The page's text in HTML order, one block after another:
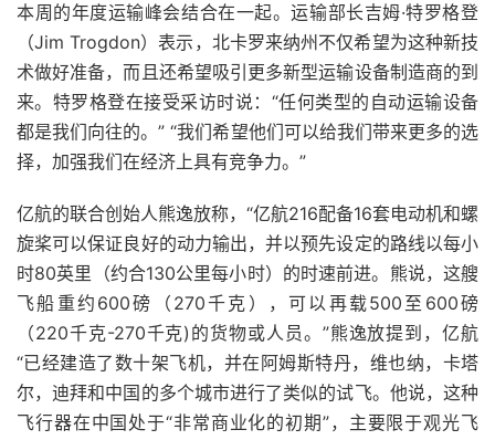
本周的年度运输峰会结合在一起。运输部长吉姆·特罗格登
（Jim Trogdon）表示，北卡罗来纳州不仅希望为这种新技
术做好准备，而且还希望吸引更多新型运输设备制造商的到
来。特罗格登在接受采访时说：“任何类型的自动运输设备
都是我们向往的。” “我们希望他们可以给我们带来更多的选
择，加强我们在经济上具有竞争力。”
亿航的联合创始人熊逸放称，“亿航216配备16套电动机和螺
旋桨可以保证良好的动力输出，并以预先设定的路线以每小
时80英里（约合130公里每小时）的时速前进。 熊说，这艘
飞船重约600磅（270千克），可以再载500至600磅
（220千克-270千克)的货物或人员。”熊逸放提到，亿航
“已经建造了数十架飞机，并在阿姆斯特丹，维也纳，卡塔
尔，迪拜和中国的多个城市进行了类似的试飞。他说，这种
飞行器在中国处于“非常商业化的初期”，主要限于观光飞